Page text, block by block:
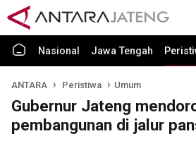
Nasional Jawa Tengah
ANTARA Peristiwa Umum
Gubernur Jateng
pembangunan di jalur